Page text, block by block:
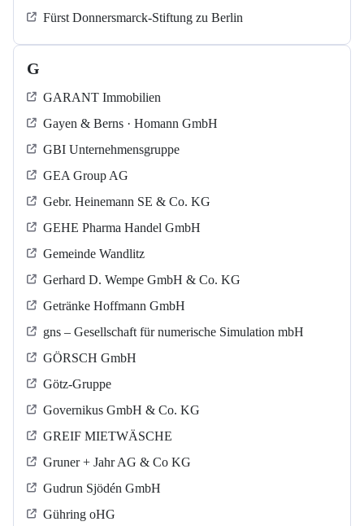
Fürst Donnersmarck-Stiftung zu Berlin
G
GARANT Immobilien
Gayen & Berns · Homann GmbH
GBI Unternehmensgruppe
GEA Group AG
Gebr. Heinemann SE & Co. KG
GEHE Pharma Handel GmbH
Gemeinde Wandlitz
Gerhard D. Wempe GmbH & Co. KG
Getränke Hoffmann GmbH
gns – Gesellschaft für numerische Simulation mbH
GÖRSCH GmbH
Götz-Gruppe
Governikus GmbH & Co. KG
GREIF MIETWÄSCHE
Gruner + Jahr AG & Co KG
Gudrun Sjödén GmbH
Gühring oHG